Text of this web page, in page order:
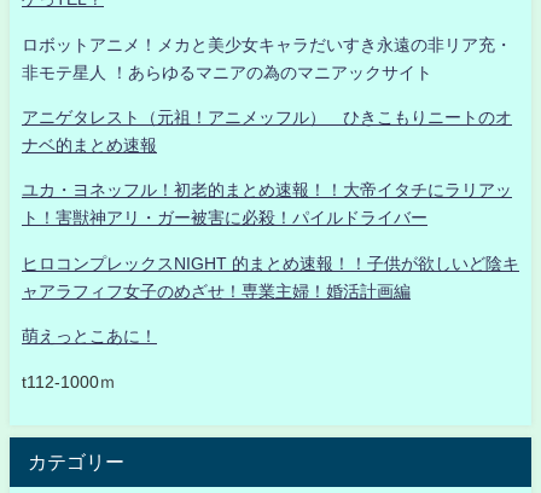
ロボットアニメ！メカと美少女キャラだいすき永遠の非リア充・
非モテ星人 ！あらゆるマニアの為のマニアックサイト
アニゲタレスト（元祖！アニメッフル） ひきこもりニートのオ
ナベ的まとめ速報
ユカ・ヨネッフル！初老的まとめ速報！！大帝イタチにラリアッ
ト！害獣神アリ・ガー被害に必殺！パイルドライバー
ヒロコンプレックスNIGHT 的まとめ速報！！子供が欲しいど陰キ
ャアラフィフ女子のめざせ！専業主婦！婚活計画編
萌えっとこあに！
t112-1000ｍ
カテゴリー